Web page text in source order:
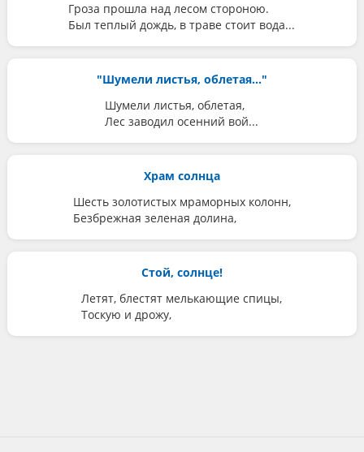
Гроза прошла над лесом стороною.
Был теплый дождь, в траве стоит вода...
"Шумели листья, облетая..."
Шумели листья, облетая,
Лес заводил осенний вой...
Храм солнца
Шесть золотистых мраморных колонн,
Безбрежная зеленая долина,
Стой, солнце!
Летят, блестят мелькающие спицы,
Тоскую и дрожу,